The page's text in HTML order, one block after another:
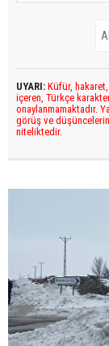
UYARI: Küfür,
içeren, Türkçe
onaylanmamaktadır.
görüş ve
niteliktedir.